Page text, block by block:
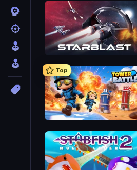
StarBlast
Top
Tower Battle